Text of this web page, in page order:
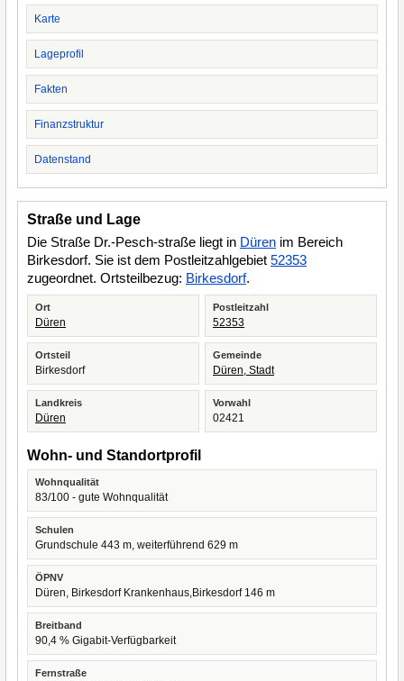
Karte
Lageprofil
Fakten
Finanzstruktur
Datenstand
Straße und Lage
Die Straße Dr.-Pesch-straße liegt in Düren im Bereich
Birkesdorf. Sie ist dem Postleitzahlgebiet 52353
zugeordnet. Ortsteilbezug: Birkesdorf.
Ort
Düren
Postleitzahl
52353
Ortsteil
Birkesdorf
Gemeinde
Düren, Stadt
Landkreis
Düren
Vorwahl
02421
Wohn- und Standortprofil
Wohnqualität
83/100 - gute Wohnqualität
Schulen
Grundschule 443 m, weiterführend 629 m
ÖPNV
Düren, Birkesdorf Krankenhaus,Birkesdorf 146 m
Breitband
90,4 % Gigabit-Verfügbarkeit
Fernstraße